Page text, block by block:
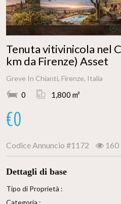
1
Tenuta vitivinicola nel
km da Firenze) Asset
Greve In Chianti, Firenze, Italia
0 1,800 m²
€0
Codice Annuncio #1172 160
Dettagli di base
Tipo di Proprietà :
Categoria :